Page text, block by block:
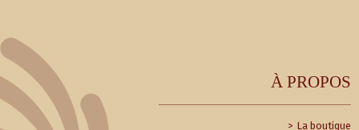
À PROPOS
La boutique